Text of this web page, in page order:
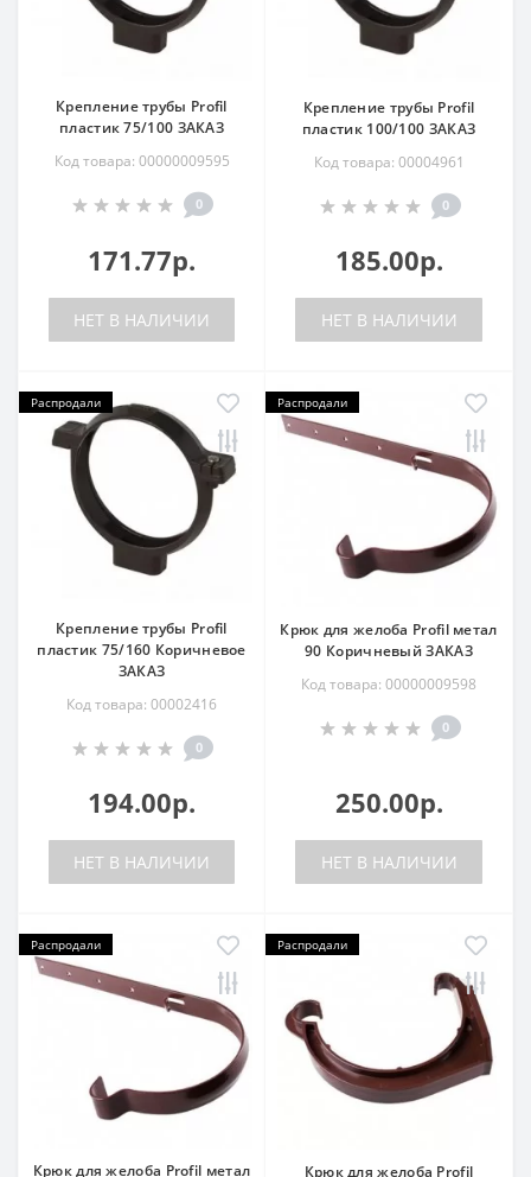
Крепление трубы Profil
пластик 75/100 ЗАКАЗ
Код товара: 00000009595
0
171.77р.
НЕТ В НАЛИЧИИ
Крепление трубы Profil
пластик 100/100 ЗАКАЗ
Код товара: 00004961
0
185.00р.
НЕТ В НАЛИЧИИ
Распродали
Крепление трубы Profil
пластик 75/160 Коричневое
ЗАКАЗ
Код товара: 00002416
0
194.00р.
НЕТ В НАЛИЧИИ
Распродали
Крюк для желоба Profil метал
90 Коричневый ЗАКАЗ
Код товара: 00000009598
0
250.00р.
НЕТ В НАЛИЧИИ
Распродали
Крюк для желоба Profil метал
Распродали
Крюк для желоба Profil